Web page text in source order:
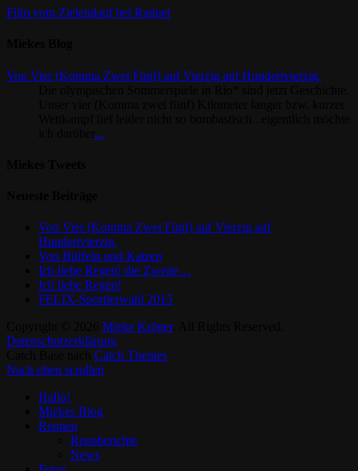
Film vom Zieleinlauf bei Radnet
Von Vier (Komma Zwei Fünf) auf Vierzig auf Hundertvierzig.
...
Von Vier (Komma Zwei Fünf) auf Vierzig auf
Hundertvierzig.
Von Büffeln und Katzen
Ich liebe Regen! die Zweite…
Ich liebe Regen!
FELIX-Sportlerwahl 2015
Mieke Kröger. All Rights Reserved.
Datenschutzerklärung
Catch Themes
Nach oben scrollen
Hallo!
Miekes Blog
Rennen
Rennberichte
News